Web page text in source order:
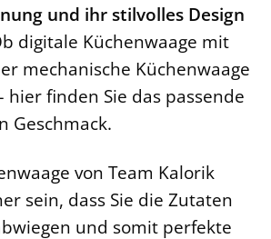
und ihr stilvolles Design
digitale Küchenwaage mit
mechanische Küchenwaage
hier finden Sie das passende
Geschmack.
von Team Kalorik
sein, dass Sie die Zutaten
und somit perfekte